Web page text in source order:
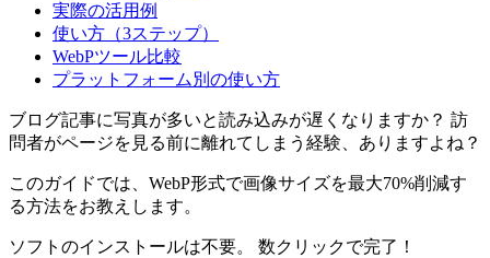
実際の活用例
使い方（3ステップ）
WebPツール比較
プラットフォーム別の使い方
ブログ記事に写真が多いと読み込みが遅くなりますか？ 訪
問者がページを見る前に離れてしまう経験、ありますよね？
このガイドでは、WebP形式で画像サイズを最大70%削減す
る方法をお教えします。
ソフトのインストールは不要。 数クリックで完了！